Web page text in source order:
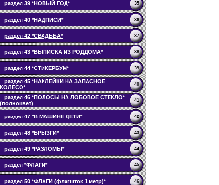
раздел 39 *НОВЫЙ ГОД* 35
раздел 40 *НАДПИСИ* 36
раздел 42 *СВАДЬБА* 37
раздел 43 *ВЫПИСКА ИЗ РОДДОМА* 38
раздел 44 *СТИКЕРБУМ* 39
раздел 45 *НАКЛЕЙКИ НА ЗАПАСНОЕ
КОЛЕСО*
40
раздел 46 *ПОЛОСЫ НА ЛОБОВОЕ СТЕКЛО*
(полноцвет)
41
раздел 47 *В МАШИНЕ ДЕТИ* 42
раздел 48 *БРЫЗГИ* 43
раздел 49 *РАЗЛОМЫ* 44
раздел *ФЛАГИ* 45
раздел 50 *ФЛАГИ (флагшток 1 метр)* 46